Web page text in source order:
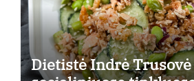
Dietistė Indrė